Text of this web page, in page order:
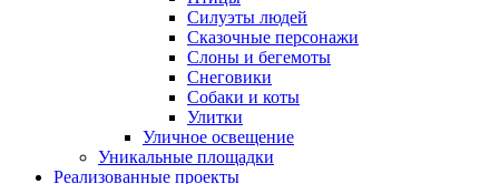
Силуэты людей
Сказочные персонажи
Слоны и бегемоты
Снеговики
Собаки и коты
Улитки
Уличное освещение
Уникальные площадки
Реализованные проекты